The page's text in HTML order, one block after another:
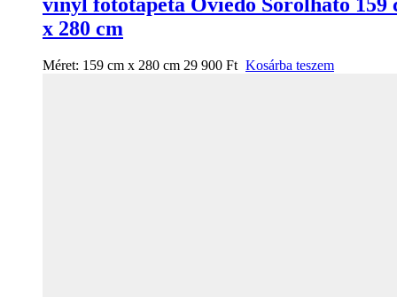
x 280 cm
Méret: 159 cm x 280 cm 29 900 Ft Kosárba teszem